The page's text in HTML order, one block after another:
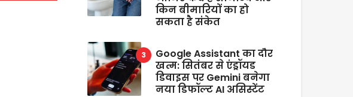
किन बीमारियों का हो
सकता है संकेत
Google Assistant का दौर
खत्म: सितंबर से एंड्रॉयड
डिवाइस पर Gemini बनेगा
नया डिफॉल्ट AI असिस्टेंट